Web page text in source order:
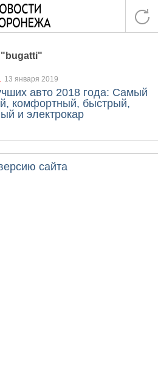
"bugatti"
13 января 2019
авто 2018 года: Самый
комфортный, быстрый,
и электрокар
сайта